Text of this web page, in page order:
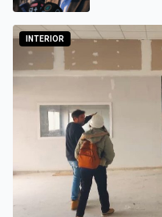
INTERIOR